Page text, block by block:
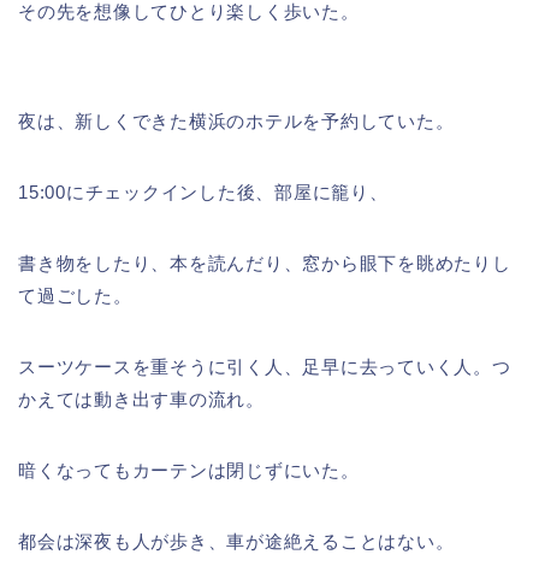
その先を想像してひとり楽しく歩いた。
夜は、新しくできた横浜のホテルを予約していた。
15:00にチェックインした後、部屋に籠り、
書き物をしたり、本を読んだり、窓から眼下を眺めたりし
て過ごした。
スーツケースを重そうに引く人、足早に去っていく人。つ
かえては動き出す車の流れ。
暗くなってもカーテンは閉じずにいた。
都会は深夜も人が歩き、車が途絶えることはない。